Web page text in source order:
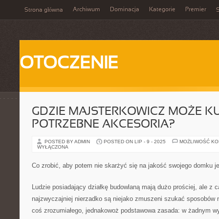
Strona główna Archiwum Dominacja Kategorie Premier
OTOCZENIE
GDZIE MAJSTERKOWICZ MOŻE
POTRZEBNE AKCESORIA?
POSTED BY ADMIN POSTED ON LIP - 9 - 2025
MOŻLIWOŚĆ
WYŁĄCZONA
Co zrobić, aby potem nie skarżyć się na jakość swojego domku
Ludzie posiadający działkę budowlaną mają dużo prościej, ale z
najzwyczajniej nierzadko są niejako zmuszeni szukać sposobów
coś zrozumiałego, jednakowoż podstawowa zasada: w żadnym